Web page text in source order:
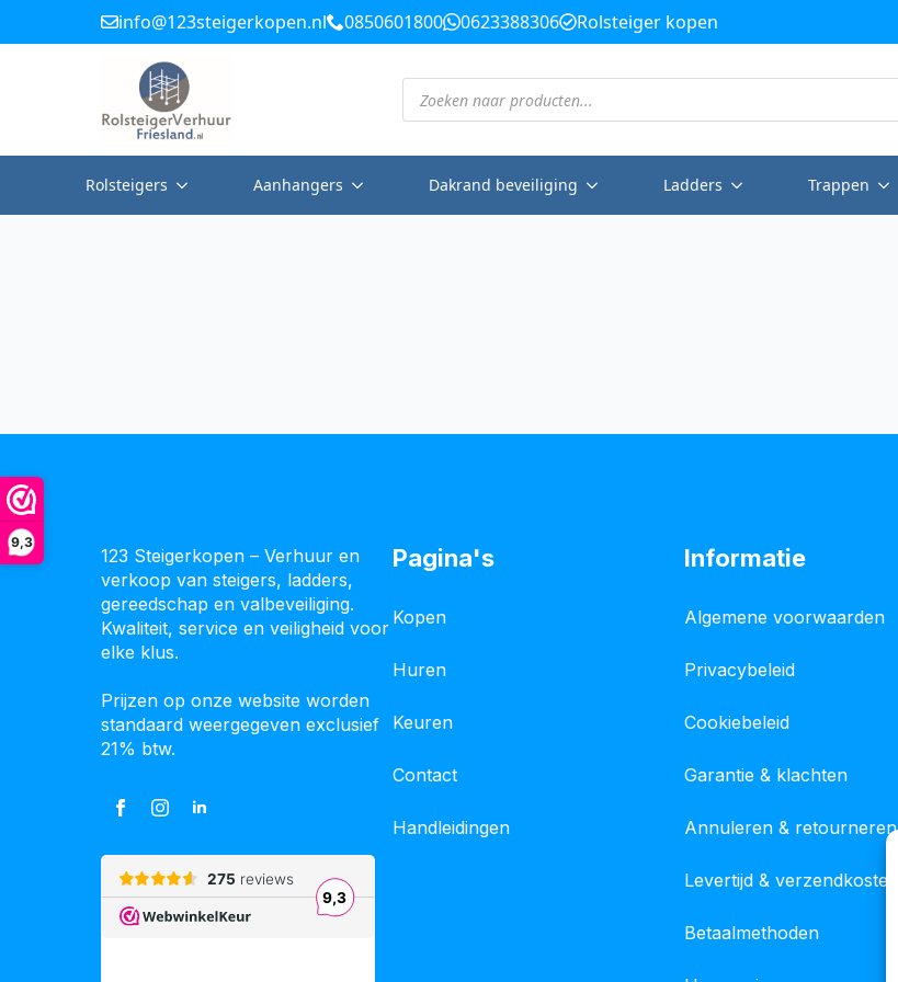
9,3
info@123steigerkopen.nl 0850601800 0623388306 Rolsteiger kopen
Producten
zoeken
Rolsteigers Aanhangers Dakrand beveiliging Ladders Trappen
123 Steigerkopen – Verhuur en
verkoop van steigers, ladders,
gereedschap en valbeveiliging.
Kwaliteit, service en veiligheid voor
elke klus.
Prijzen op onze website worden
standaard weergegeven exclusief
21% btw.
Pagina's
Kopen
Huren
Keuren
Contact
Handleidingen
Informatie
Algemene voorwaarden
Privacybeleid
Cookiebeleid
Garantie & klachten
Annuleren & retourneren
Levertijd & verzendkosten
Betaalmethoden